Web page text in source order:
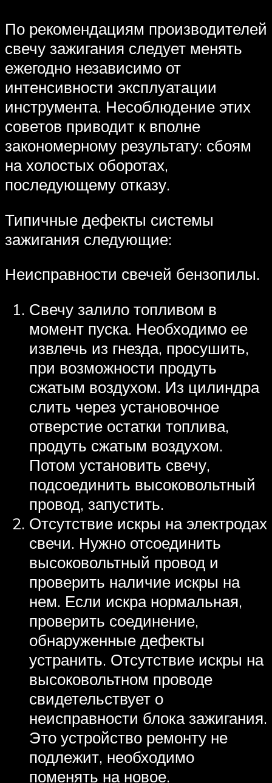
По рекомендациям производителей
свечу зажигания следует менять
ежегодно независимо от
интенсивности эксплуатации
инструмента. Несоблюдение этих
советов приводит к вполне
закономерному результату: сбоям
на холостых оборотах,
последующему отказу.
Типичные дефекты системы
зажигания следующие:
Неисправности свечей бензопилы.
Свечу залило топливом в
момент пуска. Необходимо ее
извлечь из гнезда, просушить,
при возможности продуть
сжатым воздухом. Из цилиндра
слить через установочное
отверстие остатки топлива,
продуть сжатым воздухом.
Потом установить свечу,
подсоединить высоковольтный
провод, запустить.
Отсутствие искры на электродах
свечи. Нужно отсоединить
высоковольтный провод и
проверить наличие искры на
нем. Если искра нормальная,
проверить соединение,
обнаруженные дефекты
устранить. Отсутствие искры на
высоковольтном проводе
свидетельствует о
неисправности блока зажигания.
Это устройство ремонту не
подлежит, необходимо
поменять на новое.